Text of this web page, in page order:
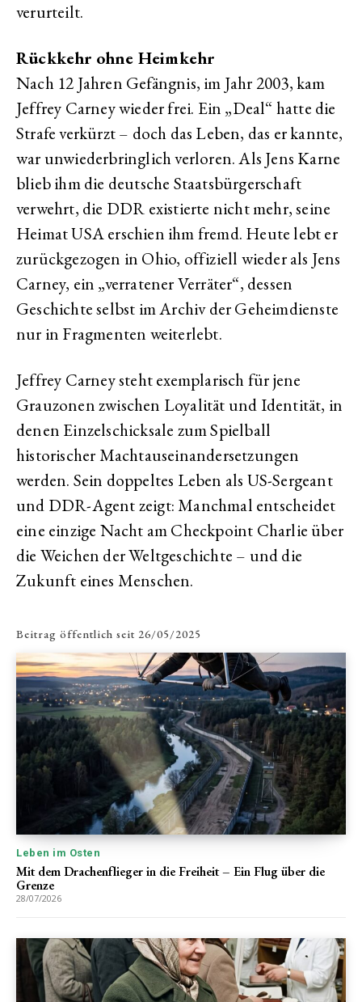
verurteilt.
Rückkehr ohne Heimkehr
Nach 12 Jahren Gefängnis, im Jahr 2003, kam
Jeffrey Carney wieder frei. Ein „Deal“ hatte die
Strafe verkürzt – doch das Leben, das er kannte,
war unwiederbringlich verloren. Als Jens Karne
blieb ihm die deutsche Staatsbürgerschaft
verwehrt, die DDR existierte nicht mehr, seine
Heimat USA erschien ihm fremd. Heute lebt er
zurückgezogen in Ohio, offiziell wieder als Jens
Carney, ein „verratener Verräter“, dessen
Geschichte selbst im Archiv der Geheimdienste
nur in Fragmenten weiterlebt.
Jeffrey Carney steht exemplarisch für jene
Grauzonen zwischen Loyalität und Identität, in
denen Einzelschicksale zum Spielball
historischer Machtauseinandersetzungen
werden. Sein doppeltes Leben als US-Sergeant
und DDR-Agent zeigt: Manchmal entscheidet
eine einzige Nacht am Checkpoint Charlie über
die Weichen der Weltgeschichte – und die
Zukunft eines Menschen.
Beitrag öffentlich seit 26/05/2025
Leben im Osten
Mit dem Drachenflieger in die Freiheit – Ein Flug über die
Grenze
28/07/2026